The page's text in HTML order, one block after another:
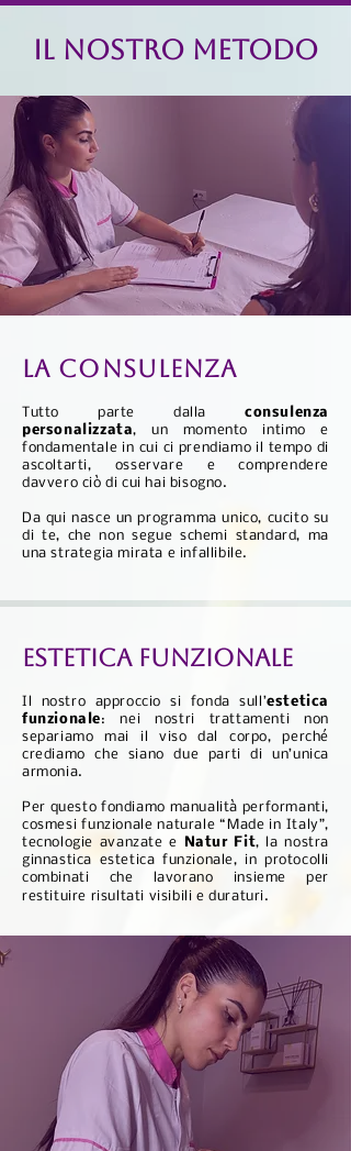
IL NOSTRO METODO
LA CONSULENZA
Tutto parte dalla consulenza
personalizzata, un momento intimo e
fondamentale in cui ci prendiamo il tempo di
ascoltarti, osservare e comprendere
davvero ciò di cui hai bisogno.
Da qui nasce un programma unico, cucito su
di te, che non segue schemi standard, ma
una strategia mirata e infallibile.
ESTETICA FUNZIONALE
Il nostro approccio si fonda sull’estetica
funzionale: nei nostri trattamenti non
separiamo mai il viso dal corpo, perché
crediamo che siano due parti di un’unica
armonia.
Per questo fondiamo manualità performanti,
cosmesi funzionale naturale “Made in Italy”,
tecnologie avanzate e
Natur Fit, la nostra
ginnastica estetica funzionale, in protocolli
combinati che lavorano insieme per
restituire risultati visibili e duraturi.